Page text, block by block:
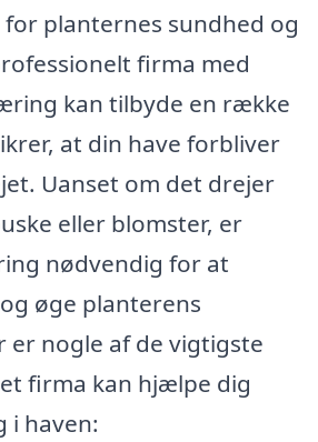
planternes sundhed og
firma med
kan tilbyde en række
at din have forbliver
Uanset om det drejer
eller blomster, er
nødvendig for at
øge planterens
er nogle af de vigtigste
firma kan hjælpe dig
i haven: